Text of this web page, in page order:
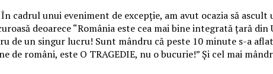
cadrul unui eveniment de excepţie, am avut ocazia să
deoarece “România este cea mai bine integrată ţară
de un singur lucru! Sunt mândru că peste 10 minute s-a
români, este O TRAGEDIE, nu o bucurie!” Și cel mai